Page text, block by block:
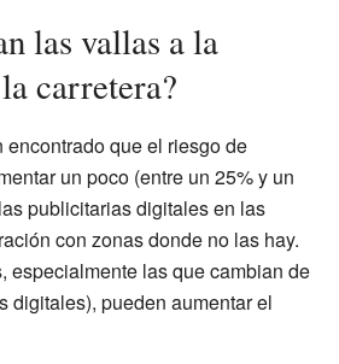
las vallas a la
carretera?
que el riesgo de
un poco (entre un 25% y un
publicitarias digitales en las
con zonas donde no las hay.
especialmente las que cambian de
digitales), pueden aumentar el